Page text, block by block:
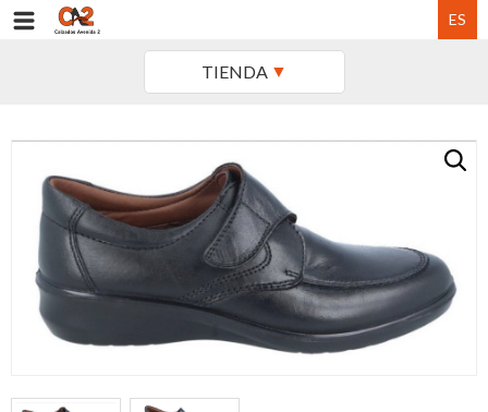
ES
TIENDA